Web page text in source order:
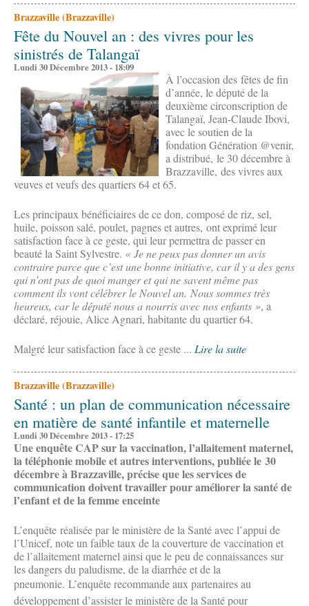
Brazzaville (Brazzaville)
Fête du Nouvel an : des vivres pour les
sinistrés de Talangaï
Lundi 30 Décembre 2013 - 18:09
À l’occasion des fêtes de fin
d’année, le député de la
deuxième circonscription de
Talangaï, Jean-Claude Ibovi,
avec le soutien de la
fondation Génération @venir,
a distribué, le 30 décembre à
Brazzaville, des vivres aux
veuves et veufs des quartiers 64 et 65.
Les principaux bénéficiaires de ce don, composé de riz, sel,
huile, poisson salé, poulet, pagnes et autres, ont exprimé leur
satisfaction face à ce geste, qui leur permettra de passer en
beauté la Saint Sylvestre. « Je ne peux pas donner un avis
contraire parce que c’est une bonne initiative, car il y a des gens
qui n’ont pas de quoi manger et qui ne savent même pas
comment ils vont célébrer le Nouvel an. Nous sommes très
heureux, car le député nous a nourris avec nos enfants », a
déclaré, réjouie, Alice Agnari, habitante du quartier 64.
Malgré leur satisfaction face à ce geste ... Lire la suite
Brazzaville (Brazzaville)
Santé : un plan de communication nécessaire
en matière de santé infantile et maternelle
Lundi 30 Décembre 2013 - 17:25
Une enquête CAP sur la vaccination, l’allaitement maternel,
la téléphonie mobile et autres interventions, publiée le 30
décembre à Brazzaville, précise que les services de
communication doivent travailler pour améliorer la santé de
l’enfant et de la femme enceinte
L’enquête réalisée par le ministère de la Santé avec l’appui de
l’Unicef, note un faible taux de la couverture de vaccination et
de l’allaitement maternel ainsi que le peu de connaissances sur
les dangers du paludisme, de la diarrhée et de la
pneumonie. L’enquête recommande aux partenaires au
développement d’assister le ministère de la Santé pour